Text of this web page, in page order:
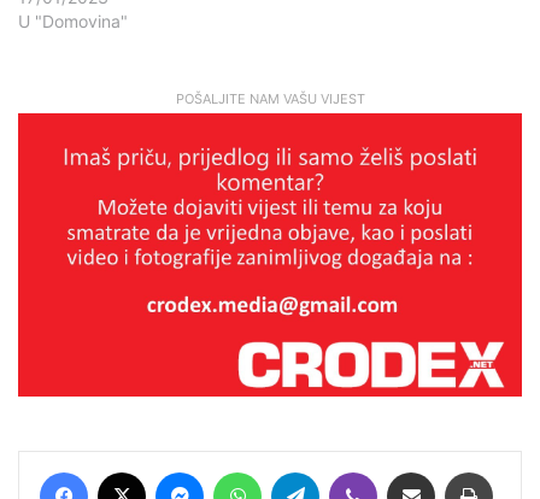
U "Domovina"
POŠALJITE NAM VAŠU VIJEST
Facebook MessengerWhatsAppTelegram Viber Podijeli putem E-maila